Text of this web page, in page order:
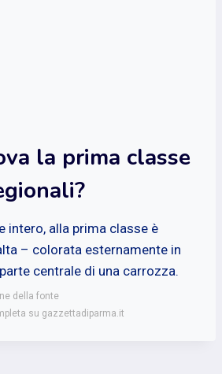
la prima classe
intero, alla prima classe è
– colorata esternamente in
centrale di una carrozza.
della fonte
su gazzettadiparma.it